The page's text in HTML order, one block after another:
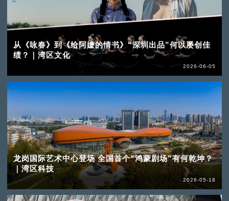
从《咏春》到《给阿嬷的情书》“深圳出品”何以屡创佳
绩？｜湾区文化
2026-06-05
龙岗国际艺术中心登场 全国首个“鸿蒙剧场”有何乾坤？
｜湾区科技
2026-05-18